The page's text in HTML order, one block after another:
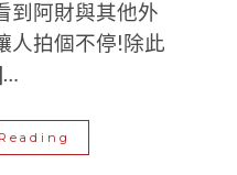
到阿財與其他外
人拍個不停!除此